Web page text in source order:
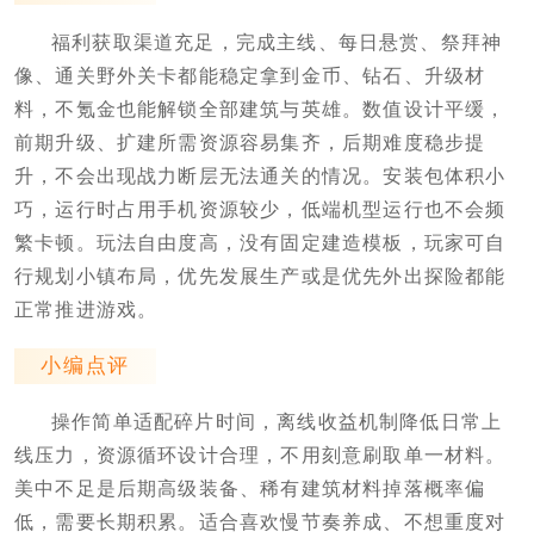
福利获取渠道充足，完成主线、每日悬赏、祭拜神
像、通关野外关卡都能稳定拿到金币、钻石、升级材
料，不氪金也能解锁全部建筑与英雄。数值设计平缓，
前期升级、扩建所需资源容易集齐，后期难度稳步提
升，不会出现战力断层无法通关的情况。安装包体积小
巧，运行时占用手机资源较少，低端机型运行也不会频
繁卡顿。玩法自由度高，没有固定建造模板，玩家可自
行规划小镇布局，优先发展生产或是优先外出探险都能
正常推进游戏。
小编点评
操作简单适配碎片时间，离线收益机制降低日常上
线压力，资源循环设计合理，不用刻意刷取单一材料。
美中不足是后期高级装备、稀有建筑材料掉落概率偏
低，需要长期积累。适合喜欢慢节奏养成、不想重度对